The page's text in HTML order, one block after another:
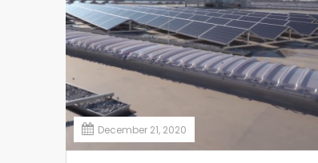
December 21, 2020